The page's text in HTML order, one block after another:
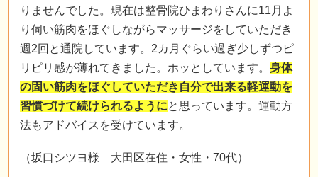
りませんでした。現在は整骨院ひまわりさんに11月よ
り伺い筋肉をほぐしながらマッサージをしていただき
週2回と通院しています。2カ月ぐらい過ぎ少しずつピ
リピリ感が薄れてきました。ホッとしています。 身体
の固い筋肉をほぐしていただき自分で出来る軽運動を
習慣づけて続けられるようにと思っています。運動方
法もアドバイスを受けています。
（坂口シツヨ様 大田区在住・女性・70代）